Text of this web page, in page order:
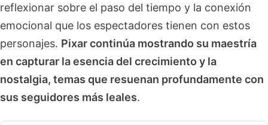
reflexionar sobre el paso del tiempo y la conexión
emocional que los espectadores tienen con estos
personajes. Pixar continúa mostrando su maestría
en capturar la esencia del crecimiento y la
nostalgia, temas que resuenan profundamente con
sus seguidores más leales.